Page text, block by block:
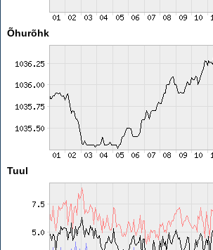
Õhurõhk
Tuul